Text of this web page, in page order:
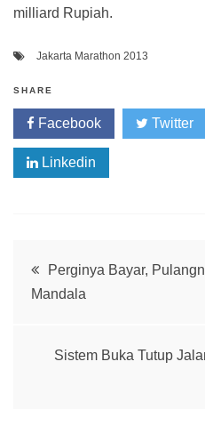
milliard Rupiah.
Jakarta Marathon 2013
SHARE
Facebook Twitter
Linkedin
PostPerginya Bayar,
Mandala
Sistem Buka Tutup